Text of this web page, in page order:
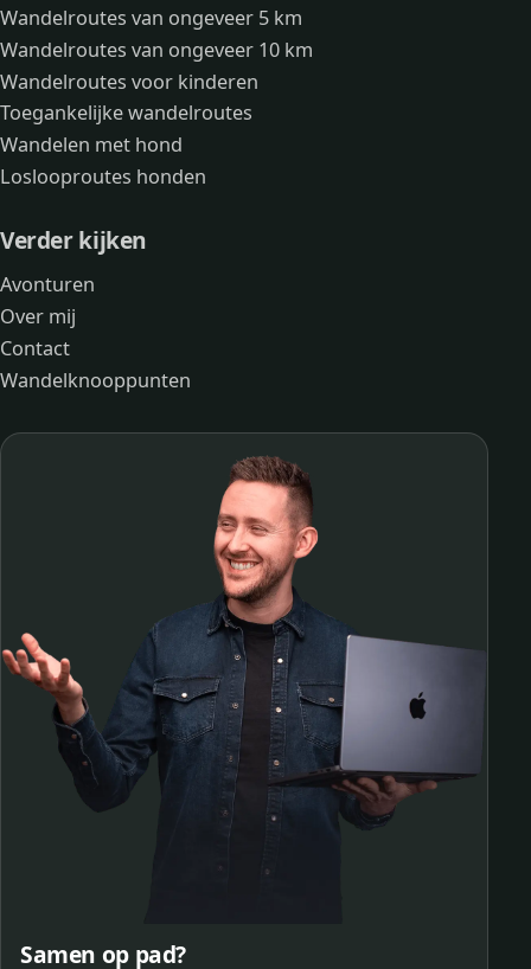
Wandelroutes van ongeveer 5 km
Wandelroutes van ongeveer 10 km
Wandelroutes voor kinderen
Toegankelijke wandelroutes
Wandelen met hond
Loslooproutes honden
Verder kijken
Avonturen
Over mij
Contact
Wandelknooppunten
Samen op pad?